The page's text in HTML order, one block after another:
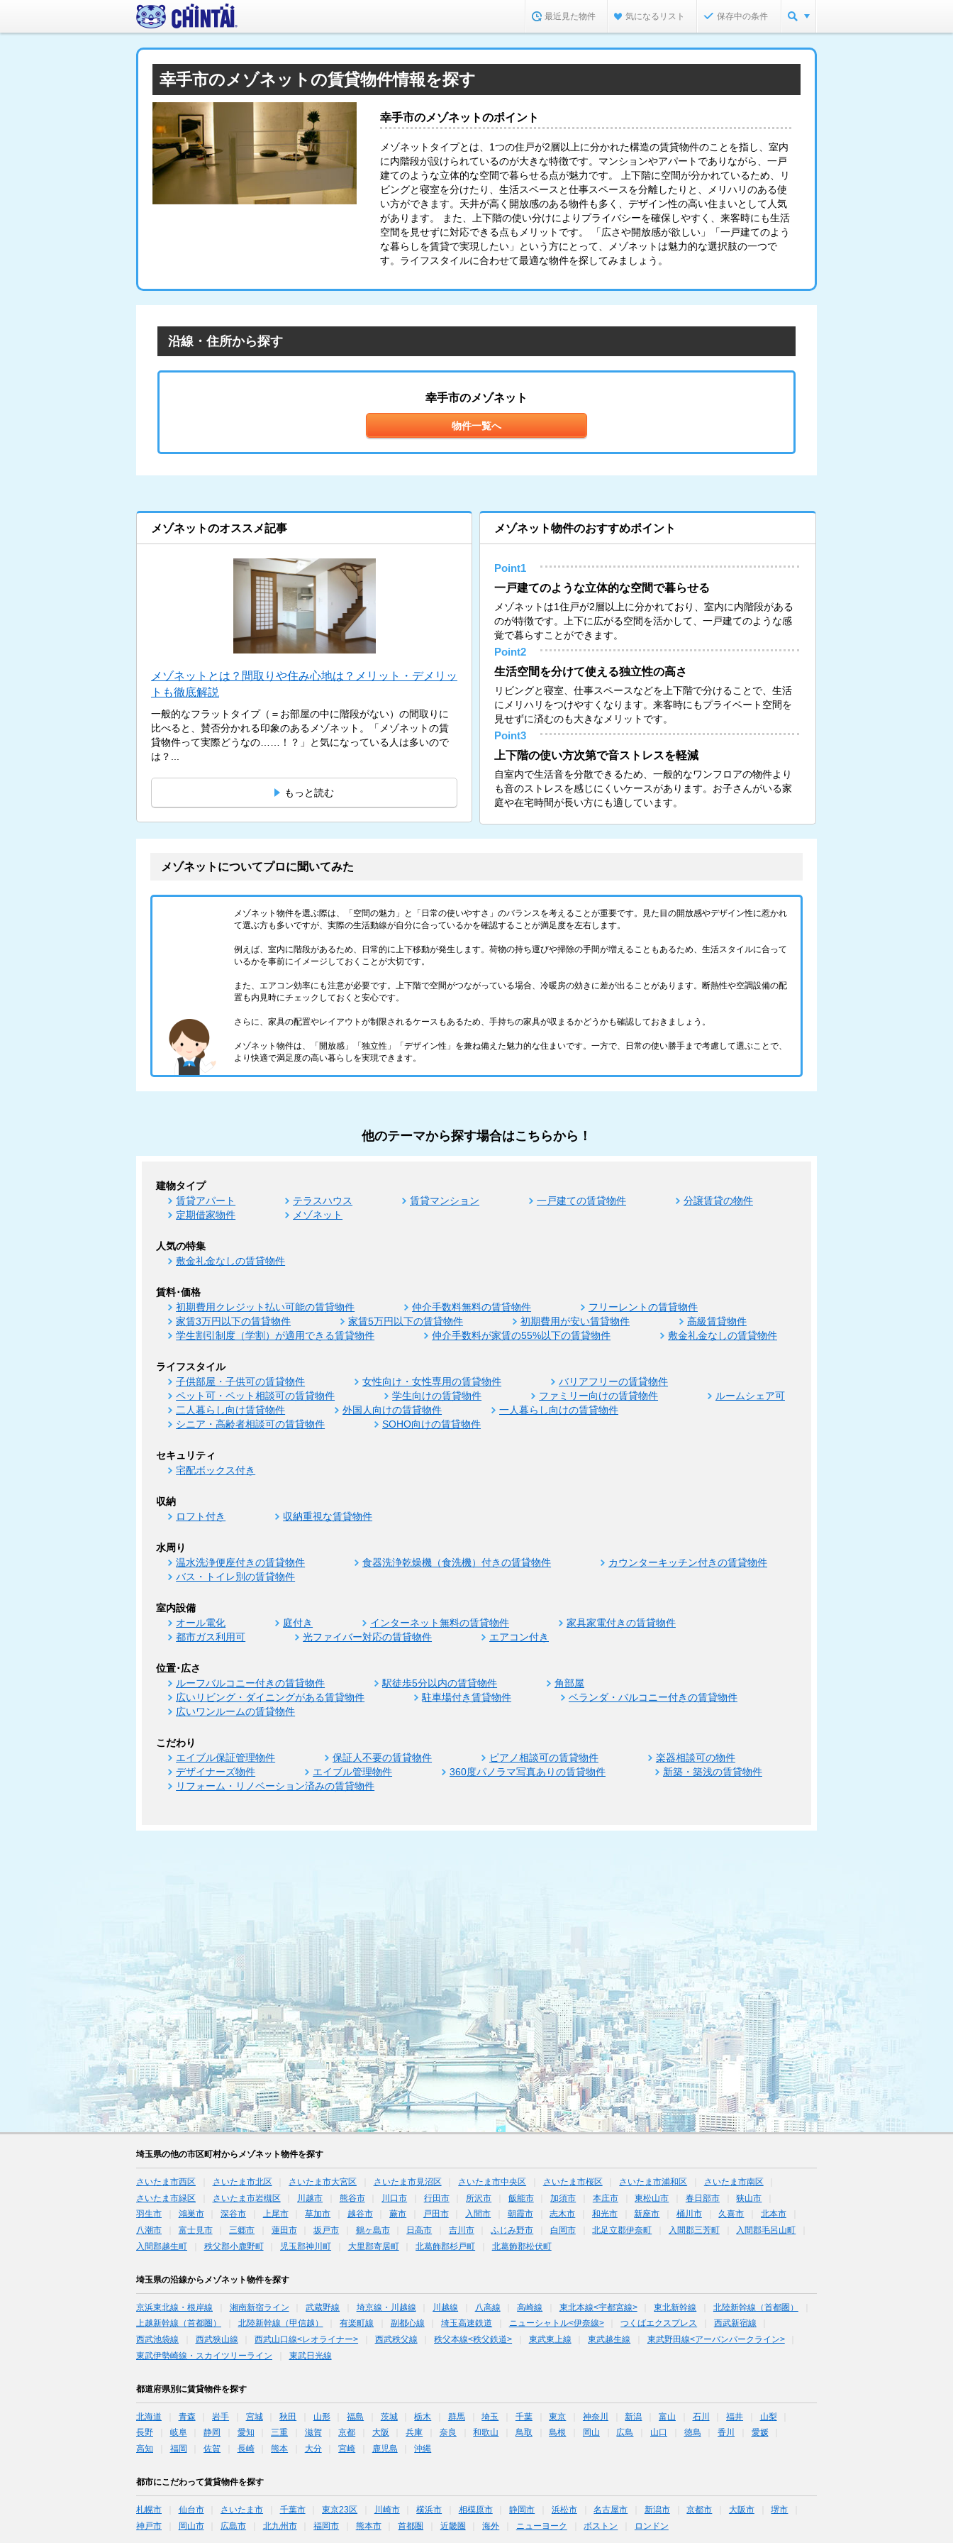
最近見た物件 気になるリスト 保存中の条件
幸手市のメゾネットの賃貸物件情報を探す
幸手市のメゾネットのポイント
メゾネットタイプとは、1つの住戸が2層以上に分かれた構造の賃貸物件のことを指し、室内
に内階段が設けられているのが大きな特徴です。マンションやアパートでありながら、一戸
建てのような立体的な空間で暮らせる点が魅力です。 上下階に空間が分かれているため、リ
ビングと寝室を分けたり、生活スペースと仕事スペースを分離したりと、メリハリのある使
い方ができます。天井が高く開放感のある物件も多く、デザイン性の高い住まいとして人気
があります。 また、上下階の使い分けによりプライバシーを確保しやすく、来客時にも生活
空間を見せずに対応できる点もメリットです。 「広さや開放感が欲しい」「一戸建てのよう
な暮らしを賃貸で実現したい」という方にとって、メゾネットは魅力的な選択肢の一つで
す。ライフスタイルに合わせて最適な物件を探してみましょう。
沿線・住所から探す
幸手市のメゾネット
物件一覧へ
メゾネットのオススメ記事
メゾネットとは？間取りや住み心地は？メリット・デメリッ
トも徹底解説
一般的なフラットタイプ（＝お部屋の中に階段がない）の間取りに
比べると、賛否分かれる印象のあるメゾネット。「メゾネットの賃
貸物件って実際どうなの……！？」と気になっている人は多いので
は？...
もっと読む
メゾネット物件のおすすめポイント
Point1
一戸建てのような立体的な空間で暮らせる
メゾネットは1住戸が2層以上に分かれており、室内に内階段がある
のが特徴です。上下に広がる空間を活かして、一戸建てのような感
覚で暮らすことができます。
Point2
生活空間を分けて使える独立性の高さ
リビングと寝室、仕事スペースなどを上下階で分けることで、生活
にメリハリをつけやすくなります。来客時にもプライベート空間を
見せずに済むのも大きなメリットです。
Point3
上下階の使い方次第で音ストレスを軽減
自室内で生活音を分散できるため、一般的なワンフロアの物件より
も音のストレスを感じにくいケースがあります。お子さんがいる家
庭や在宅時間が長い方にも適しています。
メゾネットについてプロに聞いてみた
メゾネット物件を選ぶ際は、「空間の魅力」と「日常の使いやすさ」のバランスを考えることが重要です。見た目の開放感やデザイン性に惹かれ
て選ぶ方も多いですが、実際の生活動線が自分に合っているかを確認することが満足度を左右します。
例えば、室内に階段があるため、日常的に上下移動が発生します。荷物の持ち運びや掃除の手間が増えることもあるため、生活スタイルに合って
いるかを事前にイメージしておくことが大切です。
また、エアコン効率にも注意が必要です。上下階で空間がつながっている場合、冷暖房の効きに差が出ることがあります。断熱性や空調設備の配
置も内見時にチェックしておくと安心です。
さらに、家具の配置やレイアウトが制限されるケースもあるため、手持ちの家具が収まるかどうかも確認しておきましょう。
メゾネット物件は、「開放感」「独立性」「デザイン性」を兼ね備えた魅力的な住まいです。一方で、日常の使い勝手まで考慮して選ぶことで、
より快適で満足度の高い暮らしを実現できます。
他のテーマから探す場合はこちらから！
建物タイプ
賃貸アパート テラスハウス 賃貸マンション 一戸建ての賃貸物件
分譲賃貸の物件
定期借家物件
メゾネット
人気の特集
敷金礼金なしの賃貸物件
賃料･価格
初期費用クレジット払い可能の賃貸物件 仲介手数料無料の賃貸物件
フリーレントの賃貸物件
家賃3万円以下の賃貸物件
家賃5万円以下の賃貸物件 初期費用が安い賃貸物件
高級賃貸物件
学生割引制度（学割）が適用できる賃貸物件
仲介手数料が家賃の55%以下の賃貸物件 敷金礼金なしの賃貸物件
ライフスタイル
子供部屋・子供可の賃貸物件 女性向け・女性専用の賃貸物件
バリアフリーの賃貸物件
ペット可・ペット相談可の賃貸物件
学生向けの賃貸物件 ファミリー向けの賃貸物件
ルームシェア可
二人暮らし向け賃貸物件
外国人向けの賃貸物件
一人暮らし向けの賃貸物件
シニア・高齢者相談可の賃貸物件
SOHO向けの賃貸物件
セキュリティ
宅配ボックス付き
収納
ロフト付き 収納重視な賃貸物件
水周り
温水洗浄便座付きの賃貸物件 食器洗浄乾燥機（食洗機）付きの賃貸物件
カウンターキッチン付きの賃貸物件
バス・トイレ別の賃貸物件
室内設備
オール電化 庭付き インターネット無料の賃貸物件
家具家電付きの賃貸物件
都市ガス利用可
光ファイバー対応の賃貸物件 エアコン付き
位置･広さ
ルーフバルコニー付きの賃貸物件 駅徒歩5分以内の賃貸物件
角部屋
広いリビング・ダイニングがある賃貸物件
駐車場付き賃貸物件
ベランダ・バルコニー付きの賃貸物件
広いワンルームの賃貸物件
こだわり
エイブル保証管理物件 保証人不要の賃貸物件 ピアノ相談可の賃貸物件
楽器相談可の物件
デザイナーズ物件
エイブル管理物件 360度パノラマ写真ありの賃貸物件
新築・築浅の賃貸物件
リフォーム・リノベーション済みの賃貸物件
埼玉県の他の市区町村からメゾネット物件を探す
さいたま市西区 さいたま市北区 さいたま市大宮区 さいたま市見沼区 さいたま市中央区 さいたま市桜区 さいたま市浦和区
さいたま市南区
さいたま市緑区
さいたま市岩槻区 川越市 熊谷市 川口市 行田市 所沢市 飯能市 加須市 本庄市 東松山市 春日部市
狭山市
羽生市
鴻巣市 深谷市 上尾市 草加市 越谷市 蕨市 戸田市 入間市 朝霞市 志木市 和光市 新座市 桶川市 久喜市
北本市
八潮市
富士見市 三郷市 蓮田市 坂戸市 鶴ヶ島市 日高市 吉川市 ふじみ野市 白岡市 北足立郡伊奈町 入間郡三芳町
入間郡毛呂山町
入間郡越生町
秩父郡小鹿野町 児玉郡神川町 大里郡寄居町 北葛飾郡杉戸町 北葛飾郡松伏町
埼玉県の沿線からメゾネット物件を探す
京浜東北線・根岸線 湘南新宿ライン 武蔵野線 埼京線・川越線 川越線 八高線 高崎線 東北本線<宇都宮線> 東北新幹線
北陸新幹線（首都圏）
上越新幹線（首都圏）
北陸新幹線（甲信越） 有楽町線 副都心線 埼玉高速鉄道 ニューシャトル<伊奈線> つくばエクスプレス
西武新宿線
西武池袋線
西武狭山線 西武山口線<レオライナー> 西武秩父線 秩父本線<秩父鉄道> 東武東上線 東武越生線
東武野田線<アーバンパークライン>
東武伊勢崎線・スカイツリーライン
東武日光線
都道府県別に賃貸物件を探す
北海道 青森 岩手 宮城 秋田 山形 福島 茨城 栃木 群馬 埼玉 千葉 東京 神奈川 新潟 富山 石川 福井
山梨
長野
岐阜 静岡 愛知 三重 滋賀 京都 大阪 兵庫 奈良 和歌山 鳥取 島根 岡山 広島 山口 徳島 香川
愛媛
高知
福岡 佐賀 長崎 熊本 大分 宮崎 鹿児島 沖縄
都市にこだわって賃貸物件を探す
札幌市 仙台市 さいたま市 千葉市 東京23区 川崎市 横浜市 相模原市 静岡市 浜松市 名古屋市 新潟市 京都市 大阪市
堺市
神戸市
岡山市 広島市 北九州市 福岡市 熊本市 首都圏 近畿圏 海外 ニューヨーク ボストン ロンドン